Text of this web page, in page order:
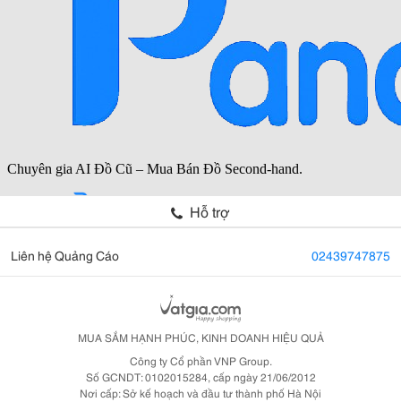
Hỗ trợ
Liên hệ Quảng Cáo 02439747875
MUA SẮM HẠNH PHÚC, KINH DOANH HIỆU QUẢ
Công ty Cổ phần VNP Group.
Số GCNDT: 0102015284, cấp ngày 21/06/2012
Nơi cấp: Sở kế hoạch và đầu tư thành phố Hà Nội